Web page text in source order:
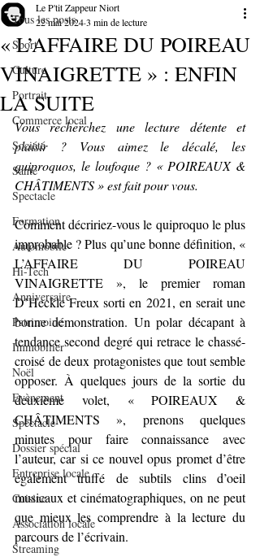
Tous les posts
Sport
Culture
Portrait
Commerce local
Société
Santé
Spectacle
Formation
Automobile
Hi-Tech
Anniversaire
Patrimoine
Immobilier
Noël
Evènement
Spectacle
Dossier spécial
Entreprise locale
Cuisine
Association locale
Streaming
« L’AFFAIRE DU POIREAU
VINAIGRETTE » : ENFIN
LA SUITE
Le P'tit Zappeur Niort
22 mai 20243 min de lecture
Vous recherchez une lecture détente et
plaisir ? Vous aimez le décalé, les
quiproquos, le loufoque ? « POIREAUX &
CHÂTIMENTS » est fait pour vous.
Comment décririez-vous le quiproquo le plus
improbable ? Plus qu’une bonne définition, «
L’AFFAIRE DU POIREAU
VINAIGRETTE », le premier roman
D’Heckle Freux sorti en 2021, en serait une
bonne démonstration. Un polar décapant à
tendance second degré qui retrace le chassé-
croisé de deux protagonistes que tout semble
opposer. À quelques jours de la sortie du
deuxième volet, « POIREAUX &
CHÂTIMENTS », prenons quelques
minutes pour faire connaissance avec
l’auteur, car si ce nouvel opus promet d’être
également truffé de subtils clins d’oeil
musicaux et cinématographiques, on ne peut
que mieux les comprendre à la lecture du
parcours de l’écrivain.